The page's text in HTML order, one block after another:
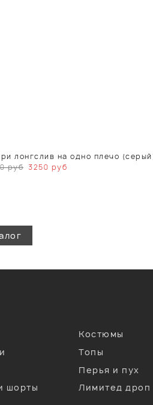
лонгслив на одно плечо
руб 3250 руб
Костюмы
Топы
Перья и пух
шорты Лимитед дроп